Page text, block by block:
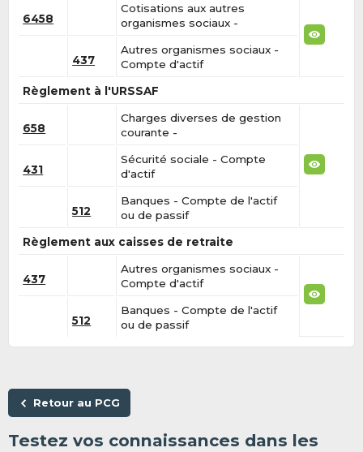
6458
Cotisations aux autres
organismes sociaux -
437
Autres organismes sociaux -
Compte d'actif
Règlement à l'URSSAF
658
Charges diverses de gestion
courante -
431
Sécurité sociale - Compte
d'actif
512
Banques - Compte de l'actif
ou de passif
Règlement aux caisses de retraite
437
Autres organismes sociaux -
Compte d'actif
512
Banques - Compte de l'actif
ou de passif
Retour au PCG
Testez vos connaissances dans les